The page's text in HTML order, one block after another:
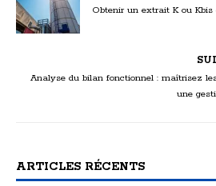
Obtenir un extrait K ou
Analyse du bilan fonctionnel : maîtrisez
une
ARTICLES RÉCENTS